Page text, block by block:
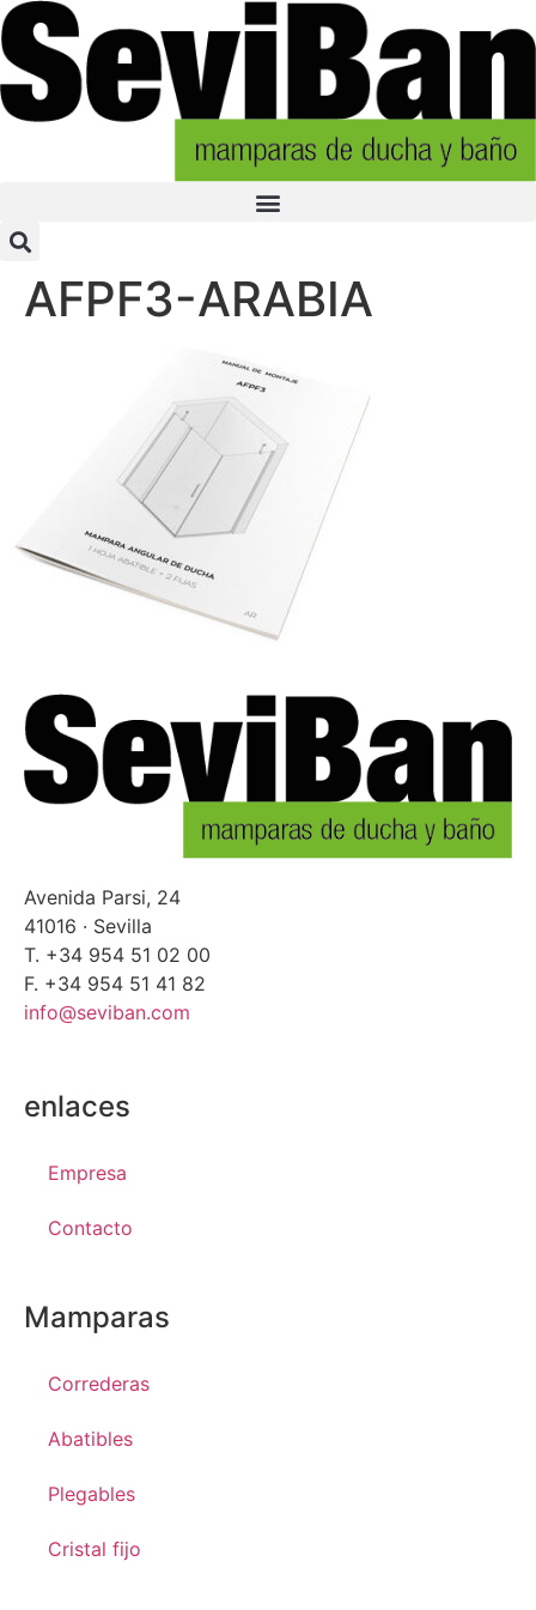
AFPF3-ARABIA
Avenida Parsi, 24
41016 · Sevilla
T. +34 954 51 02 00
F. +34 954 51 41 82
info@seviban.com
enlaces
Empresa
Contacto
Mamparas
Correderas
Abatibles
Plegables
Cristal fijo